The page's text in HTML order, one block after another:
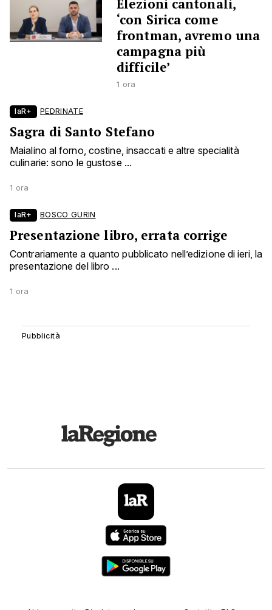
Elezioni cantonali,
‘con Sirica come
frontman, avremo una
campagna più
difficile’
1 ora
laR+ PEDRINATE
Sagra di Santo Stefano
Maialino al forno, costine, insaccati e altre specialità
culinarie: sono le gustose ...
1 ora
laR+ BOSCO GURIN
Presentazione libro, errata corrige
Contrariamente a quanto pubblicato nell’edizione di ieri, la
presentazione del libro ...
1 ora